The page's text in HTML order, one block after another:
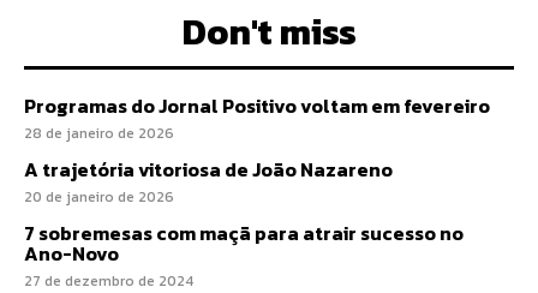
Don't miss
Programas do Jornal Positivo voltam em fevereiro
28 de janeiro de 2026
A trajetória vitoriosa de João Nazareno
20 de janeiro de 2026
7 sobremesas com maçã para atrair sucesso no
Ano-Novo
27 de dezembro de 2024